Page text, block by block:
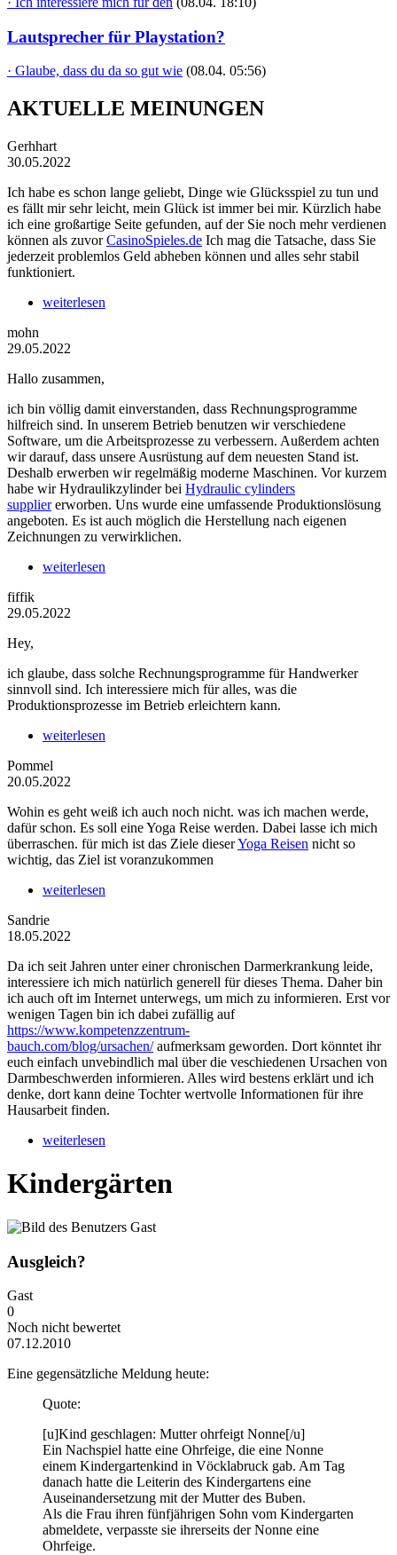
Lautsprecher für Playstation?
· Glaube, dass du da so gut wie (08.04. 05:56)
AKTUELLE MEINUNGEN
Gerhhart
30.05.2022
Ich habe es schon lange geliebt, Dinge wie Glücksspiel zu tun und
es fällt mir sehr leicht, mein Glück ist immer bei mir. Kürzlich habe
ich eine großartige Seite gefunden, auf der Sie noch mehr verdienen
können als zuvorCasinoSpieles.de Ich mag die Tatsache, dass Sie
jederzeit problemlos Geld abheben können und alles sehr stabil
funktioniert.
weiterlesen
mohn
29.05.2022
Hallo zusammen,
ich bin völlig damit einverstanden, dass Rechnungsprogramme
hilfreich sind. In unserem Betrieb benutzen wir verschiedene
Software, um die Arbeitsprozesse zu verbessern. Außerdem achten
wir darauf, dass unsere Ausrüstung auf dem neuesten Stand ist.
Deshalb erwerben wir regelmäßig moderne Maschinen. Vor kurzem
habe wir Hydraulikzylinder bei Hydraulic cylinders
suppliererworben. Uns wurde eine umfassende Produktionslösung
angeboten. Es ist auch möglich die Herstellung nach eigenen
Zeichnungen zu verwirklichen.
weiterlesen
fiffik
29.05.2022
Hey,
ich glaube, dass solche Rechnungsprogramme für Handwerker
sinnvoll sind. Ich interessiere mich für alles, was die
Produktionsprozesse im Betrieb erleichtern kann.
weiterlesen
Pommel
20.05.2022
Wohin es geht weiß ich auch noch nicht. was ich machen werde,
dafür schon. Es soll eine Yoga Reise werden. Dabei lasse ich mich
überraschen. für mich ist das Ziele dieserYoga Reisen nicht so
wichtig, das Ziel ist voranzukommen
weiterlesen
Sandrie
18.05.2022
Da ich seit Jahren unter einer chronischen Darmerkrankung leide,
interessiere ich mich natürlich generell für dieses Thema. Daher bin
ich auch oft im Internet unterwegs, um mich zu informieren. Erst vor
wenigen Tagen bin ich dabei zufällig auf
https://www.kompetenzzentrum-
bauch.com/blog/ursachen/aufmerksam geworden. Dort könntet ihr
euch einfach unvebindlich mal über die veschiedenen Ursachen von
Darmbeschwerden informieren. Alles wird bestens erklärt und ich
denke, dort kann deine Tochter wertvolle Informationen für ihre
Hausarbeit finden.
weiterlesen
Kindergärten
Ausgleich?
Gast
0
Noch nicht bewertet
07.12.2010
Eine gegensätzliche Meldung heute:
Quote:
[u]Kind geschlagen: Mutter ohrfeigt Nonne[/u]
Ein Nachspiel hatte eine Ohrfeige, die eine Nonne
einem Kindergartenkind in Vöcklabruck gab. Am Tag
danach hatte die Leiterin des Kindergartens eine
Auseinandersetzung mit der Mutter des Buben.
Als die Frau ihren fünfjährigen Sohn vom Kindergarten
abmeldete, verpasste sie ihrerseits der Nonne eine
Ohrfeige.